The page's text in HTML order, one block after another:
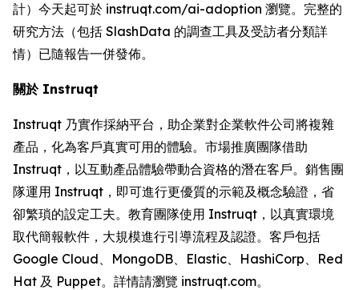
計）今天起可於 instruqt.com/ai-adoption 瀏覽。完整的
研究方法（包括 SlashData 的調查工具及受訪者分類詳
情）已隨報告一併發佈。
關於 Instruqt
Instruqt 乃實作採納平台，助企業對企業軟件公司將複雜
產品，化為客戶真實可用的體驗。市場推廣團隊借助
Instruqt，以互動產品體驗帶動合資格的潛在客戶。銷售團
隊運用 Instruqt，即可進行更優質的示範及概念驗證，省
卻繁瑣的設定工夫。教育團隊使用 Instruqt，以真實環境
取代簡報軟件，大規模進行引導流程及認證。客戶包括
Google Cloud、MongoDB、Elastic、HashiCorp、Red
Hat 及 Puppet。詳情請瀏覽 instruqt.com。